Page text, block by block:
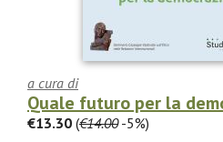
a cura di
Quale futuro per la
€13.30 (€14.00-5%)